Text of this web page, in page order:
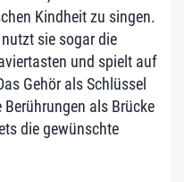
Kindheit zu singen.
sie sogar die
und spielt auf
Gehör als Schlüssel
als Brücke
die gewünschte